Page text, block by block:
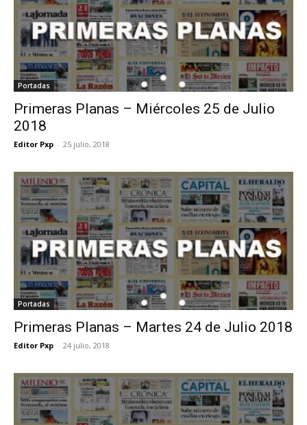
Portadas
Primeras Planas – Miércoles 25 de Julio
2018
Editor Pxp - 25 julio, 2018
Portadas
Primeras Planas – Martes 24 de Julio 2018
Editor Pxp - 24 julio, 2018